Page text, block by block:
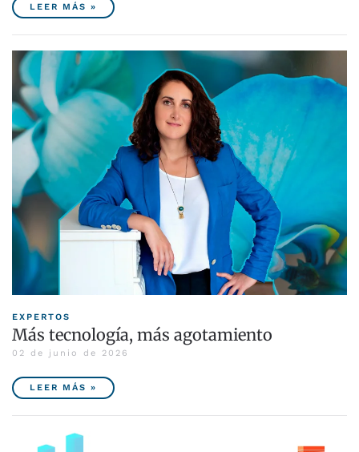
LEER MÁS »
EXPERTOS
Más tecnología, más agotamiento
02 de junio de 2026
LEER MÁS »